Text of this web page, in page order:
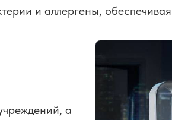
и аллергены,
а